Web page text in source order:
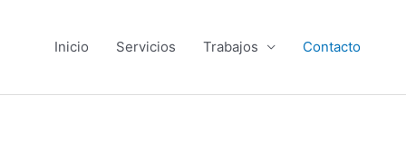
Inicio Servicios Trabajos Contacto